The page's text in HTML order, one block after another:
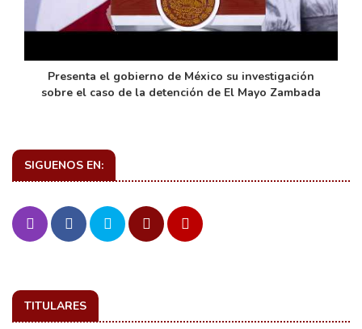
Presenta el gobierno de México su investigación
sobre el caso de la detención de El Mayo Zambada
SIGUENOS EN:
TITULARES